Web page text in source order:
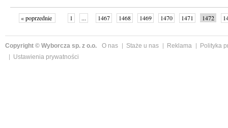
« poprzednie 1 ... 1467 1468 1469 1470 1471 1472
Copyright © Wyborcza sp. z o.o. O nas Staże u nas Reklama
Polityka
Ustawienia prywatności